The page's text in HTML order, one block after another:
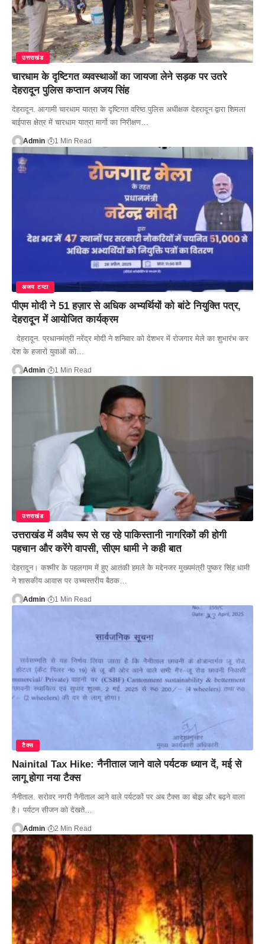
उत्तराखंड
चारधाम के दृष्टिगत व्यवस्थाओं का जायजा लेने सड़क पर उतरे
देहरादून पुलिस कप्तान अजय सिंह
देहरादून. आगामी चारधाम यात्रा के दृष्टिगत वरिष्ठ पुलिस अधीक्षक देहरादून द्वारा शिमला
बाईपास क्षेत्र में चारधाम यात्रा मार्गो का निरीक्षण…
Admin 1 Min Read
अजय टम्टा
पीएम मोदी ने 51 हज़ार से अधिक अभ्यर्थियों को बांटे नियुक्ति पत्र,
देहरादून में आयोजित कार्यक्रम
देहरादून. प्रधानमंत्री नरेंद्र मोदी ने शनिवार को देशभर में रोजगार मेले का शुभारंभ कर
देश के हजारों युवाओं को…
Admin 1 Min Read
उत्तराखंड
उत्तराखंड में अवैध रूप से रह रहे पाकिस्तानी नागरिकों की होगी
पहचान और करेंगे वापसी, सीएम धामी ने कही बात
देहरादून। कश्मीर के पहलगाम में हुए आतंकी हमले के मद्देनजर मुख्यमंत्री पुष्कर सिंह धामी
ने शासकीय आवास पर उच्चस्तरीय बैठक…
Admin 1 Min Read
टैक्स
Nainital Tax Hike: नैनीताल जाने वाले पर्यटक ध्यान दें, मई से
लागू होगा नया टैक्स
नैनीताल. सरोवर नगरी नैनीताल आने वाले पर्यटकों पर अब टैक्स का बोझ और बढ़ने वाला
है। पर्यटन सीजन को देखते…
Admin 2 Min Read